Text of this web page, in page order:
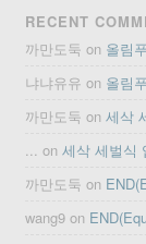
RECENT
까만도둑 on 올림
냐냐유유 on 올림
까만도둑 on세삭
... on세삭 세벌식
까만도둑 on
wang9 on